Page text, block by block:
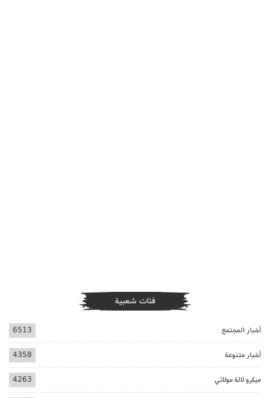
فئات شعبية
أخبار المجتمع 6513
أخبار متنوعة 4358
ميكرو لالة مولاتي 4263